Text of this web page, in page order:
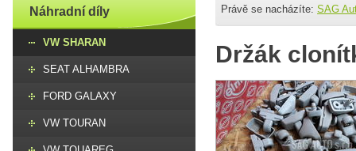
Náhradní díly
VW SHARAN
SEAT ALHAMBRA
FORD GALAXY
VW TOURAN
Právě se nacházíte: SAG
Držák